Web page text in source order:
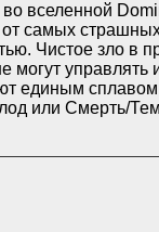
вселенной
самых
Чистое зло в
могут управлять
единым
или Смерть/